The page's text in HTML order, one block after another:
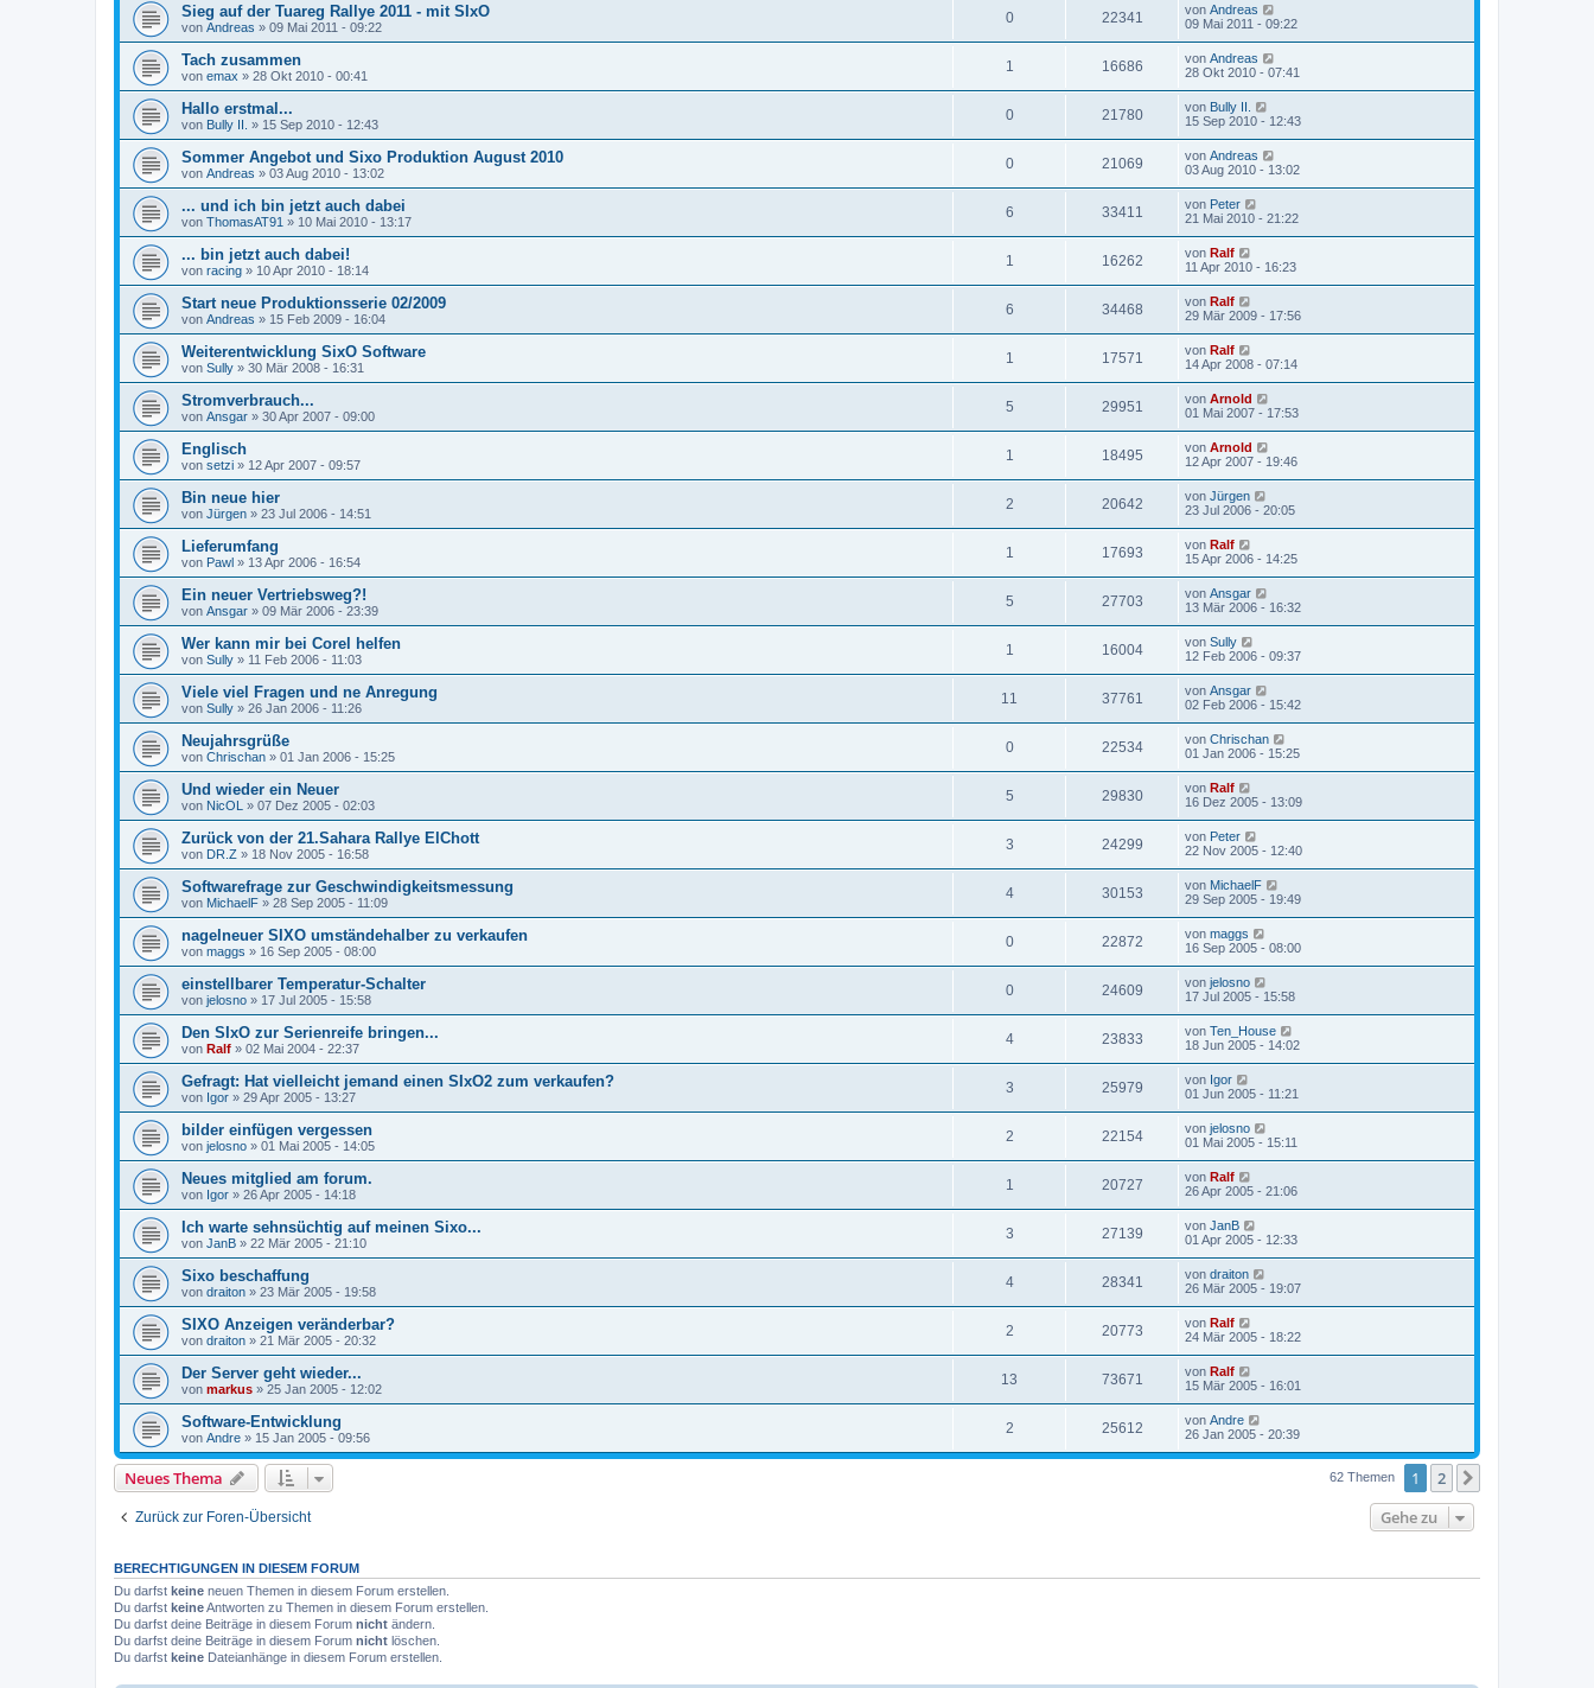
Sieg auf der Tuareg Rallye 2011 - mit SIxO
von Andreas » 09 Mai 2011 - 09:22
0 22341 von Andreas
09 Mai 2011 - 09:22
Tach zusammen
von emax » 28 Okt 2010 - 00:41
1 16686 von Andreas
28 Okt 2010 - 07:41
Hallo erstmal...
von Bully II. » 15 Sep 2010 - 12:43
0 21780 von Bully II.
15 Sep 2010 - 12:43
Sommer Angebot und Sixo Produktion August 2010
von Andreas » 03 Aug 2010 - 13:02
0 21069 von Andreas
03 Aug 2010 - 13:02
... und ich bin jetzt auch dabei
von ThomasAT91 » 10 Mai 2010 - 13:17
6 33411 von Peter
21 Mai 2010 - 21:22
... bin jetzt auch dabei!
von racing » 10 Apr 2010 - 18:14
1 16262 von Ralf
11 Apr 2010 - 16:23
Start neue Produktionsserie 02/2009
von Andreas » 15 Feb 2009 - 16:04
6 34468 von Ralf
29 Mär 2009 - 17:56
Weiterentwicklung SixO Software
von Sully » 30 Mär 2008 - 16:31
1 17571 von Ralf
14 Apr 2008 - 07:14
Stromverbrauch...
von Ansgar » 30 Apr 2007 - 09:00
5 29951 von Arnold
01 Mai 2007 - 17:53
Englisch
von setzi » 12 Apr 2007 - 09:57
1 18495 von Arnold
12 Apr 2007 - 19:46
Bin neue hier
von Jürgen » 23 Jul 2006 - 14:51
2 20642 von Jürgen
23 Jul 2006 - 20:05
Lieferumfang
von Pawl » 13 Apr 2006 - 16:54
1 17693 von Ralf
15 Apr 2006 - 14:25
Ein neuer Vertriebsweg?!
von Ansgar » 09 Mär 2006 - 23:39
5 27703 von Ansgar
13 Mär 2006 - 16:32
Wer kann mir bei Corel helfen
von Sully » 11 Feb 2006 - 11:03
1 16004 von Sully
12 Feb 2006 - 09:37
Viele viel Fragen und ne Anregung
von Sully » 26 Jan 2006 - 11:26
11 37761 von Ansgar
02 Feb 2006 - 15:42
Neujahrsgrüße
von Chrischan » 01 Jan 2006 - 15:25
0 22534 von Chrischan
01 Jan 2006 - 15:25
Und wieder ein Neuer
von NicOL » 07 Dez 2005 - 02:03
5 29830 von Ralf
16 Dez 2005 - 13:09
Zurück von der 21.Sahara Rallye ElChott
von DR.Z » 18 Nov 2005 - 16:58
3 24299 von Peter
22 Nov 2005 - 12:40
Softwarefrage zur Geschwindigkeitsmessung
von MichaelF » 28 Sep 2005 - 11:09
4 30153 von MichaelF
29 Sep 2005 - 19:49
nagelneuer SIXO umständehalber zu verkaufen
von maggs » 16 Sep 2005 - 08:00
0 22872 von maggs
16 Sep 2005 - 08:00
einstellbarer Temperatur-Schalter
von jelosno » 17 Jul 2005 - 15:58
0 24609 von jelosno
17 Jul 2005 - 15:58
Den SIxO zur Serienreife bringen...
von Ralf » 02 Mai 2004 - 22:37
4 23833 von Ten_House
18 Jun 2005 - 14:02
Gefragt: Hat vielleicht jemand einen SIxO2 zum verkaufen?
von Igor » 29 Apr 2005 - 13:27
3 25979 von Igor
01 Jun 2005 - 11:21
bilder einfügen vergessen
von jelosno » 01 Mai 2005 - 14:05
2 22154 von jelosno
01 Mai 2005 - 15:11
Neues mitglied am forum.
von Igor » 26 Apr 2005 - 14:18
1 20727 von Ralf
26 Apr 2005 - 21:06
Ich warte sehnsüchtig auf meinen Sixo...
von JanB » 22 Mär 2005 - 21:10
3 27139 von JanB
01 Apr 2005 - 12:33
Sixo beschaffung
von draiton » 23 Mär 2005 - 19:58
4 28341 von draiton
26 Mär 2005 - 19:07
SIXO Anzeigen veränderbar?
von draiton » 21 Mär 2005 - 20:32
2 20773 von Ralf
24 Mär 2005 - 18:22
Der Server geht wieder...
von markus » 25 Jan 2005 - 12:02
13 73671 von Ralf
15 Mär 2005 - 16:01
Software-Entwicklung
von Andre » 15 Jan 2005 - 09:56
2 25612 von Andre
26 Jan 2005 - 20:39
Neues Thema 62 Themen 1 2
Zurück zur Foren-Übersicht Gehe zu
BERECHTIGUNGEN IN DIESEM FORUM
Du darfst keine neuen Themen in diesem Forum erstellen.
Du darfst keineAntworten zu Themen in diesem Forum erstellen.
Du darfst deine Beiträge in diesem Forum nicht ändern.
Du darfst deine Beiträge in diesem Forum nicht löschen.
Du darfst keine Dateianhänge in diesem Forum erstellen.